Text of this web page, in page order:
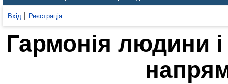
Вхід Реєстрація
Гармонія людини